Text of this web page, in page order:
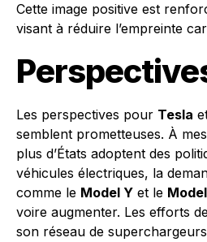
Cette image positive est
visant à réduire l’empreinte
Les perspectives pour Tesla
semblent prometteuses. À
plus d’États adoptent des
véhicules électriques, la
comme le Model Y et le
voire augmenter. Les efforts
son réseau de